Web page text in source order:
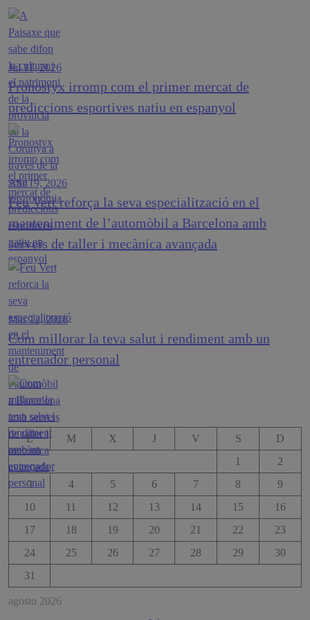
Jul 11, 2026
Pronostyx irromp com el primer mercat de
prediccions esportives natiu en espanyol
Abr 19, 2026
Feu Vert reforça la seva especialització en el
manteniment de l’automòbil a Barcelona amb
serveis de taller i mecànica avançada
Mar 12, 2026
Com millorar la teva salut i rendiment amb un
entrenador personal
agosto 2026
L M X J V S
D
1
2
3
4 5 6 7 8
9
10
11 12 13 14 15
16
17
18 19 20 21 22
23
24
25 26 27 28 29
30
31